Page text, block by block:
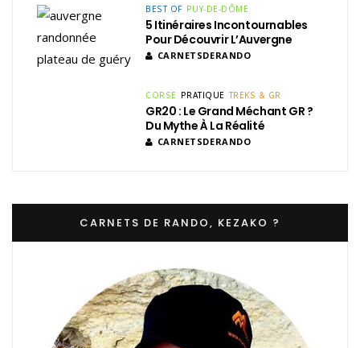
BEST OF PUY-DE-DÔME
5 Itinéraires Incontournables
Pour Découvrir L’Auvergne
CARNETSDERANDO
CORSE PRATIQUE TREKS & GR
GR20 : Le Grand Méchant GR ?
Du Mythe À La Réalité
CARNETSDERANDO
CARNETS DE RANDO, KEZAKO ?